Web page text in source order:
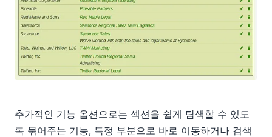
추가적인 기능 옵션으로는 섹션을 쉽게 탐색할 수 있도
록 묶어주는 기능, 특정 부분으로 바로 이동하거나 검색